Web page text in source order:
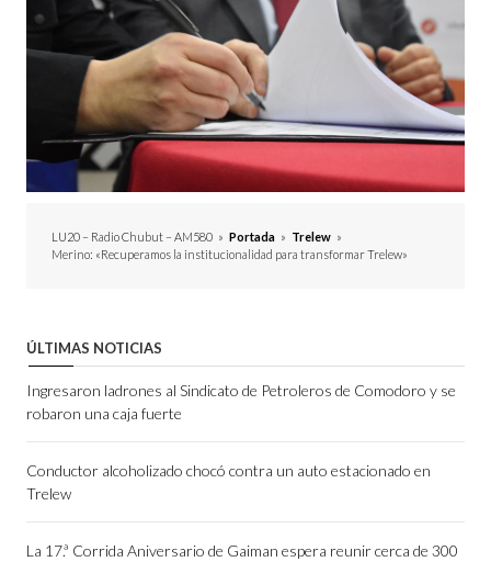
LU20 – Radio Chubut – AM580 » Portada » Trelew »
Merino: «Recuperamos la institucionalidad para transformar Trelew»
ÚLTIMAS NOTICIAS
Ingresaron ladrones al Sindicato de Petroleros de Comodoro y se
robaron una caja fuerte
Conductor alcoholizado chocó contra un auto estacionado en
Trelew
La 17.ª Corrida Aniversario de Gaiman espera reunir cerca de 300